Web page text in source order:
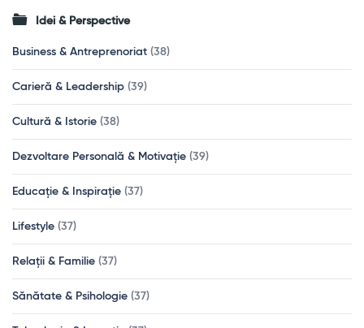
Idei & Perspective
Business & Antreprenoriat (38)
Carieră & Leadership (39)
Cultură & Istorie (38)
Dezvoltare Personală & Motivație (39)
Educație & Inspirație (37)
Lifestyle (37)
Relații & Familie (37)
Sănătate & Psihologie (37)